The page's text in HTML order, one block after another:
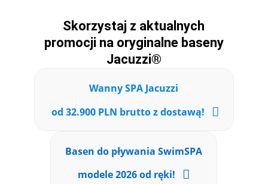
Skorzystaj z aktualnych
promocji na oryginalne baseny
Jacuzzi®
Wanny SPA Jacuzzi
od 32.900 PLN brutto z dostawą!
Basen do pływania SwimSPA
modele 2026 od ręki!